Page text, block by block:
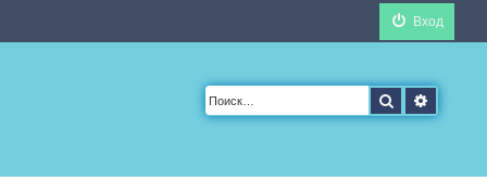
Вход
Поиск